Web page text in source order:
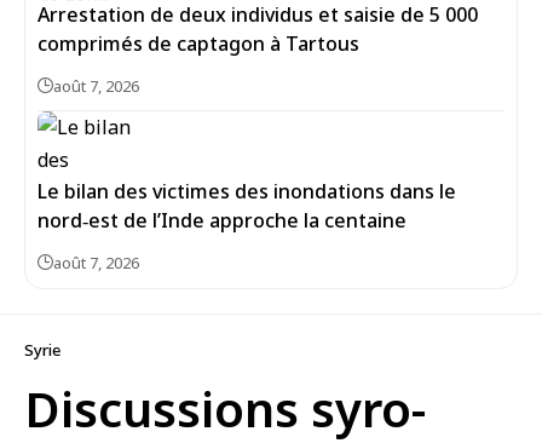
Arrestation de deux individus et saisie de 5 000
comprimés de captagon à Tartous
août 7, 2026
Le bilan des victimes des inondations dans le
nord‑est de l’Inde approche la centaine
août 7, 2026
Syrie
Discussions syro-